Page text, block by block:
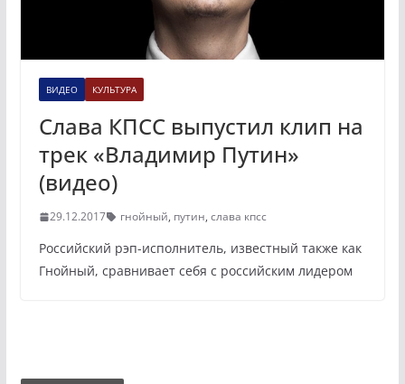
ВИДЕО КУЛЬТУРА
Слава КПСС выпустил клип на
трек «Владимир Путин»
(видео)
29.12.2017 гнойный, путин, слава кпсс
Российский рэп-исполнитель, известный также как
Гнойный, сравнивает себя с российским лидером